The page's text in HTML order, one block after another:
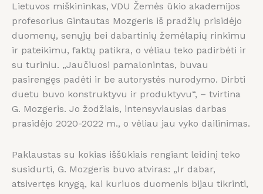
Lietuvos miškininkas, VDU Žemės ūkio akademijos
profesorius Gintautas Mozgeris iš pradžių prisidėjo
duomenų, senųjų bei dabartinių žemėlapių rinkimu
ir pateikimu, faktų patikra, o vėliau teko padirbėti ir
su turiniu. „Jaučiuosi pamalonintas, buvau
pasirengęs padėti ir be autorystės nurodymo. Dirbti
duetu buvo konstruktyvu ir produktyvu“, – tvirtina
G. Mozgeris. Jo žodžiais, intensyviausias darbas
prasidėjo 2020-2022 m., o vėliau jau vyko dailinimas.
Paklaustas su kokias iššūkiais rengiant leidinį teko
susidurti, G. Mozgeris buvo atviras: „Ir dabar,
atsivertęs knygą, kai kuriuos duomenis bijau tikrinti,